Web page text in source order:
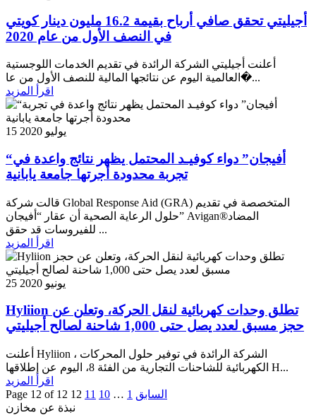
أجيليتي تحقق صافي أرباح بقيمة 16.2 مليون دينار كويتي
في النصف الأول من عام 2020
أعلنت أجيليتي الشركة الرائدة في تقديم الخدمات اللوجستية
العالمية اليوم عن نتائجها المالية للنصف الأول من عا�...
اقرأ المزيد
15 يوليو 2020
“أفيجان” دواء كوفيـد المحتمل يظهر نتائج واعدة في
تجربة محدودة أجرتها جامعة يابانية
قالت شركة Global Response Aid (GRA) المتخصصة في تقديم
حلول الرعاية الصحية أن عقار “أفيجان” Avigan®المضاد
للفيروسات قد حقق ...
اقرأ المزيد
25 يونيو 2020
Hyliion تطلق وحدات كهربائية لنقل الحركة، وتعلن عن
حجز مسبق لعدد يصل حتى 1,000 شاحنة لصالح أجيليتي
أعلنت Hyliion ، الشركة الرائدة في توفير حلول المحركات
الكهربائية للشاحنات التجارية من الفئة 8، اليوم عن إطلاقها H...
اقرأ المزيد
Page 12 of 12
السابق 1
…
10
11
12
نبذة عن مخازن